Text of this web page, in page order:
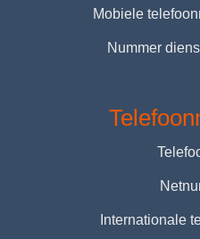
Mobiele
Nummer
Internationale